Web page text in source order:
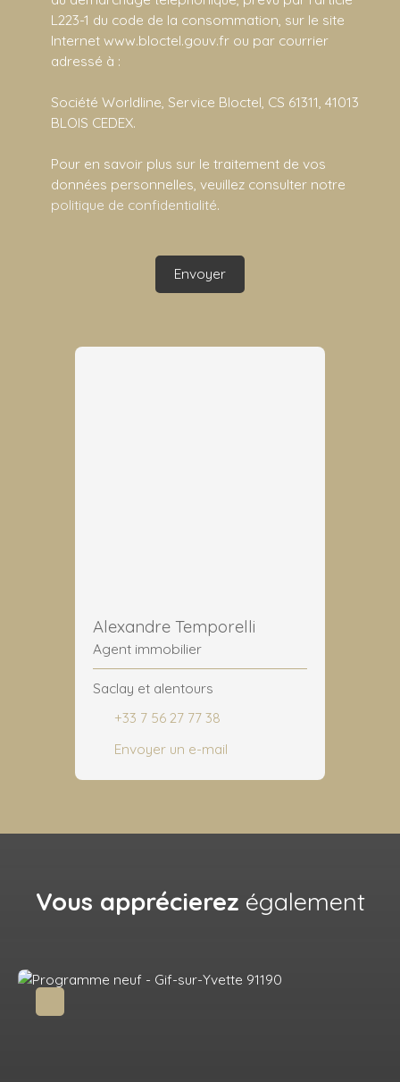
L223-1 du code de la consommation, sur le site
Internet www.bloctel.gouv.fr ou par courrier
adressé à :
Société Worldline, Service Bloctel, CS 61311, 41013
BLOIS CEDEX.
Pour en savoir plus sur le traitement de vos
données personnelles, veuillez consulter notre
politique de confidentialité.
Envoyer
Alexandre Temporelli
Agent immobilier
Saclay et alentours
+33 7 56 27 77 38
Envoyer un e-mail
Vous apprécierez également